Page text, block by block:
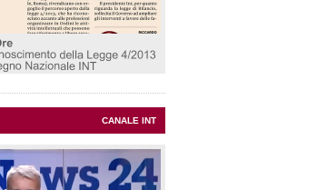
CANALE INT